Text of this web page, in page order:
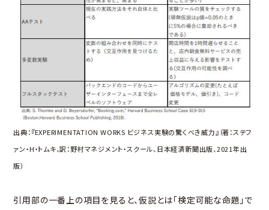
出典：『EXPERIMENTATION WORKS ビジネス実験の驚くべき威力』（著：ステフ
ァン・H・トムキ、訳：野村マネジメント・スクール、日本経済新聞出版、2021年出
版）
引用部の一番上の項目を見ると、仮説とは「検定可能な命題」で